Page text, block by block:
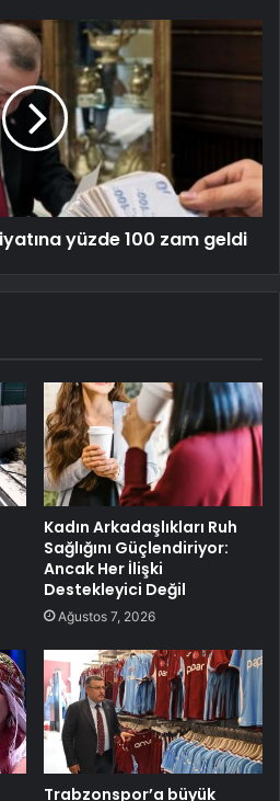
yüzde 100 zam geldi
Kadın Arkadaşlıkları Ruh
Sağlığını Güçlendiriyor:
Ancak Her İlişki
Destekleyici Değil
Ağustos 7, 2026
Trabzonspor’a büyük